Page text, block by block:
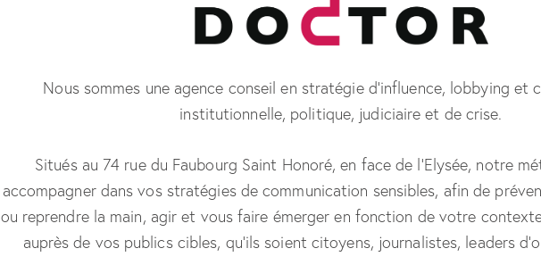
Nous sommes une agence conseil en stratégie d’influence, lobbying et
institutionnelle, politique, judiciaire et de crise.
Situés au 74 rue du Faubourg Saint Honoré, en face de l’Elysée, notre
accompagner dans vos stratégies de communication sensibles, afin de
ou reprendre la main, agir et vous faire émerger en fonction de votre
auprès de vos publics cibles, qu’ils soient citoyens, journalistes, leaders